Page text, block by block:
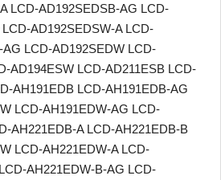
LCD-AD192SEDSB-AG LCD-
AD192SEDSW-A LCD-
LCD-AD192SEDW LCD-
AD194ESW LCD-AD211ESB LCD-
AH191EDB LCD-AH191EDB-AG
LCD-AH191EDW-AG LCD-
AH221EDB-A LCD-AH221EDB-B
LCD-AH221EDW-A LCD-
AH221EDW-B-AG LCD-